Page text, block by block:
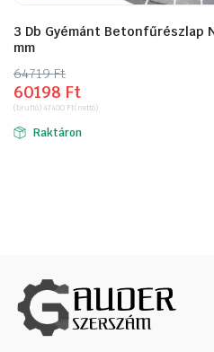
3 Db Gyémánt Betonfűrészlap
mm
64719Ft
Original
price
was:
64719 Ft.
60198 Ft
Current
price
is:
60198 Ft.
(bruttó) 47400 Ft(nettó)
Raktáron